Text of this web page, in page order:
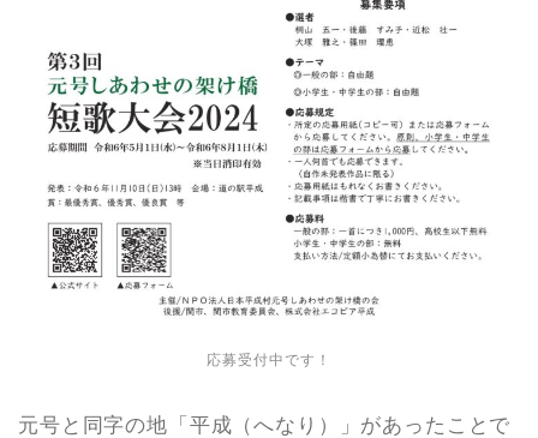
応募受付中です！
元号と同字の地「平成（へなり）」があったことで